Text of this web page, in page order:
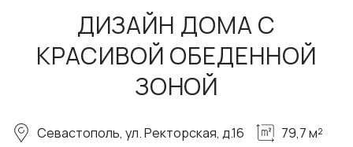
ДИЗАЙН ДОМА С
КРАСИВОЙ ОБЕДЕННОЙ
ЗОНОЙ
Севастополь, ул. Ректорская, д.16
79,7 м²